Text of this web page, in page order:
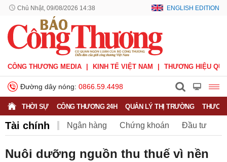
Chủ Nhật, 09/08/2026 14:38 ENGLISH EDITION
CÔNG THƯƠNG MEDIA KINH TẾ VIỆT NAM THƯƠNG HIỆU
Đường dây nóng: 0866.59.4498
THỜI SỰ CÔNG THƯƠNG 24H QUẢN LÝ THỊ TRƯỜNG
Tài chính Ngân hàng Chứng khoán Đầu tư
Nuôi dưỡng nguồn thu thuế vì nền